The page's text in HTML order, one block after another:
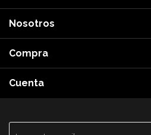
Nosotros
Compra
Cuenta